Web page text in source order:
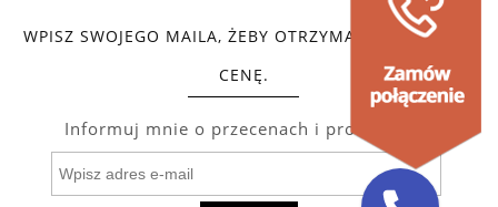
WPISZ SWOJEGO MAILA, ŻEBY OTRZYMAĆ SPECJALNĄ
CENĘ.
Informuj mnie o przecenach i promocjach.